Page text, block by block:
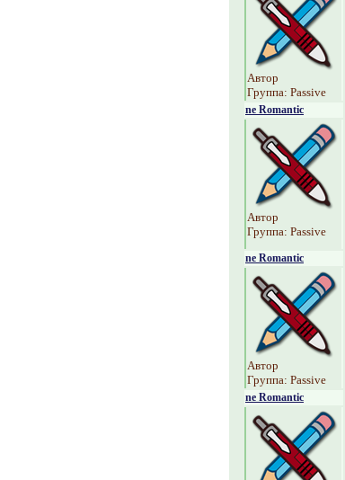
Автор
Группа: Passive
ne Romantic
Автор
Группа: Passive
ne Romantic
Автор
Группа: Passive
ne Romantic